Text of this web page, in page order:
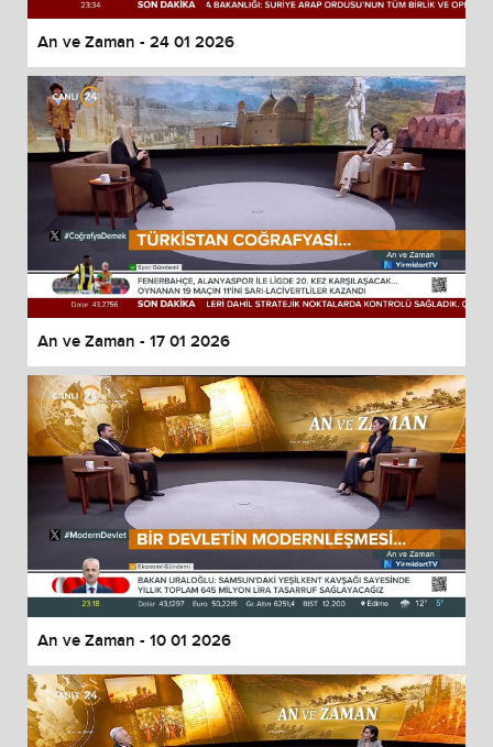
An ve Zaman - 24 01 2026
An ve Zaman - 17 01 2026
An ve Zaman - 10 01 2026